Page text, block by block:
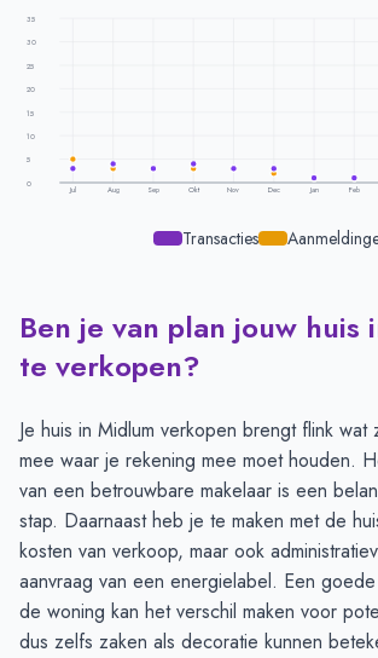
35
30
25
20
15
10
5
0
Jul Aug Sep Okt Nov Dec Jan Feb
Transacties
Transacties en aanmeldingen per maand -
Maand
Transacties
Juli
3
Augustus
September
3
3
November
December
3
Januari
1
1
Februari
1
1
Maart
1
2
Ben je van plan jouw huis
te verkopen?
Je huis in Midlum verkopen brengt flink wat
mee waar je rekening mee moet houden.
van een betrouwbare makelaar is een
stap. Daarnaast heb je te maken met de
kosten van verkoop, maar ook
aanvraag van een energielabel. Een
de woning kan het verschil maken voor
dus zelfs zaken als decoratie kunnen